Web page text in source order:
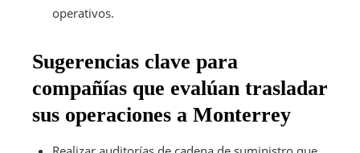
operativos.
Sugerencias clave para
compañías que evalúan trasladar
sus operaciones a Monterrey